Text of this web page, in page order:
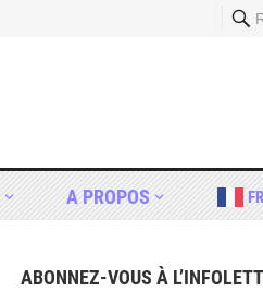
A PROPOS
ABONNEZ-VOUS À